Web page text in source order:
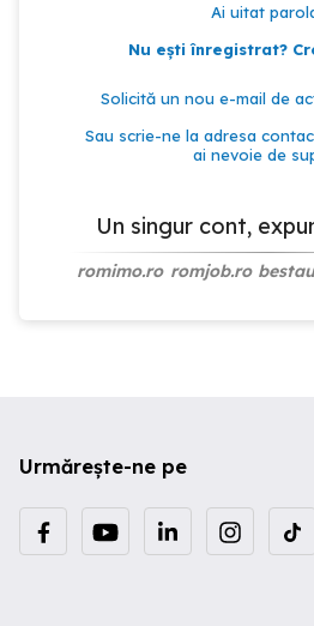
Ai uitat
Nu ești înregistrat?
Solicită un nou e-mail de
Sau scrie-ne la adresa
ai nevoie de
Un singur cont,
romimo.ro romjob.ro
Urmărește-ne pe